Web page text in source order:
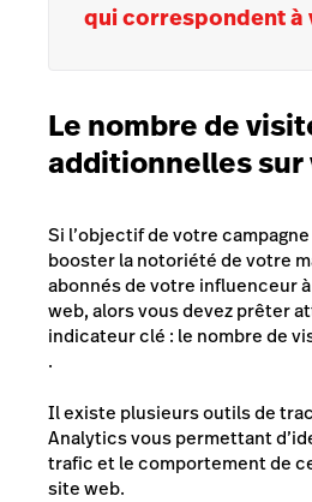
qui correspondent à
Le nombre de
additionnelles
Si l’objectif de votre
booster la notoriété de votre
abonnés de votre influenceur
web, alors vous devez prêter
indicateur clé : le nombre de
.
Il existe plusieurs outils de
Analytics vous permettant
trafic et le comportement de
site web.